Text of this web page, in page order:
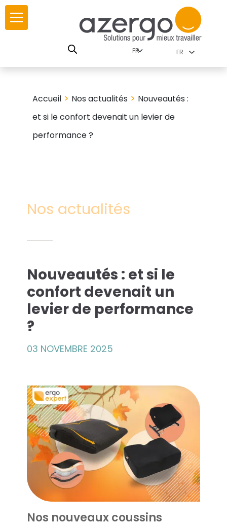
Skip
content
par famille
Azergo
FR
Accueil> Nos actualités > Nouveautés :
et si le confort devenait un levier de
performance ?
Nos actualités
Nouveautés : et si le
confort devenait un
levier de performance
?
03 NOVEMBRE 2025
Nos nouveaux coussins